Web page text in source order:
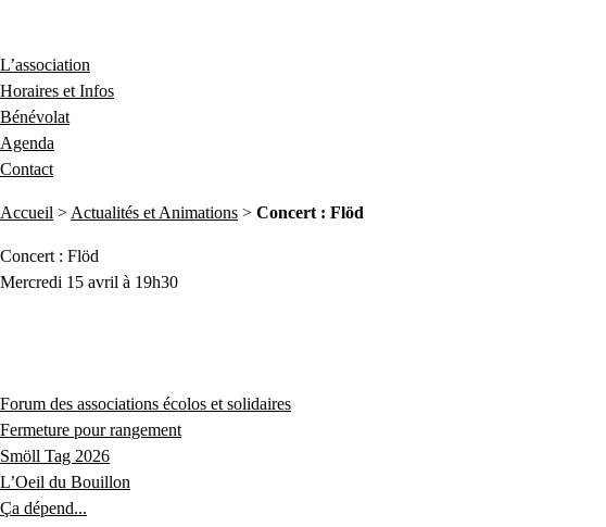
L’association
Horaires et Infos
Bénévolat
Agenda
Contact
Accueil > Actualités et Animations > Concert : Flöd
Concert : Flöd
Mercredi 15 avril à 19h30
Forum des associations écolos et solidaires
Fermeture pour rangement
Smöll Tag 2026
L’Oeil du Bouillon
Ça dépend...